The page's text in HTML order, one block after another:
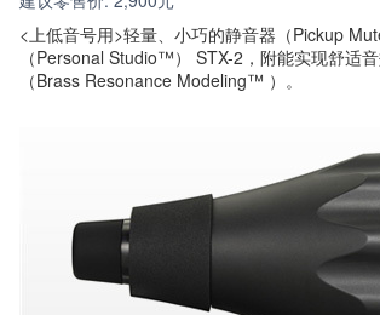
<上低音号用>轻量、小巧的静音器（Pickup
（Personal Studio™） STX-2，附能实现舒适
（Brass Resonance Modeling™ ）。